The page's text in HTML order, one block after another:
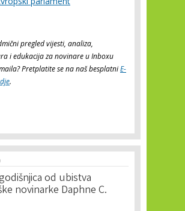
pregled vijesti, analiza,
i edukacija za novinare u Inboxu
Pretplatite se na naš besplatniE-
.
od ubistva
novinarke Daphne C.